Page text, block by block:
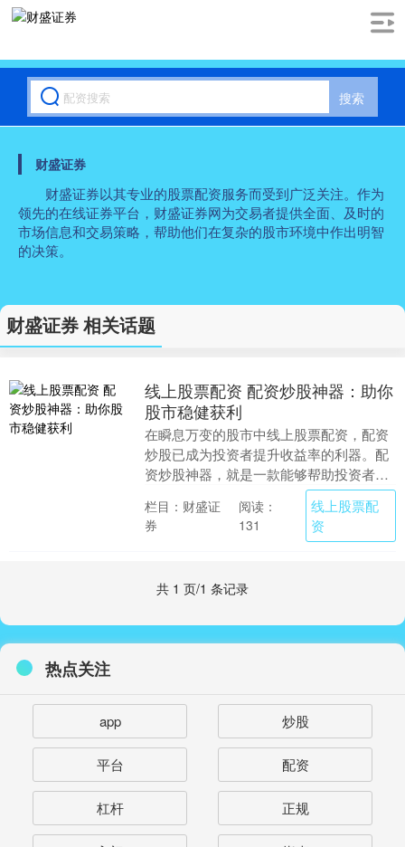
搜索
财盛证券
财盛证券以其专业的股票配资服务而受到广泛关注。作为
领先的在线证券平台，财盛证券网为交易者提供全面、及时的
市场信息和交易策略，帮助他们在复杂的股市环境中作出明智
的决策。
财盛证券 相关话题
线上股票配资 配资炒股神器：助你
股市稳健获利
在瞬息万变的股市中线上股票配资，配资
炒股已成为投资者提升收益率的利器。配
资炒股神器，就是一款能够帮助投资者轻
松实现配资炒股的工具。 2. 技术分析指
导：我们的专....
栏目：财盛证
券
阅读：
131
线上股票配
资
共 1 页/1 条记录
热点关注
app 炒股
平台 配资
杠杆 正规